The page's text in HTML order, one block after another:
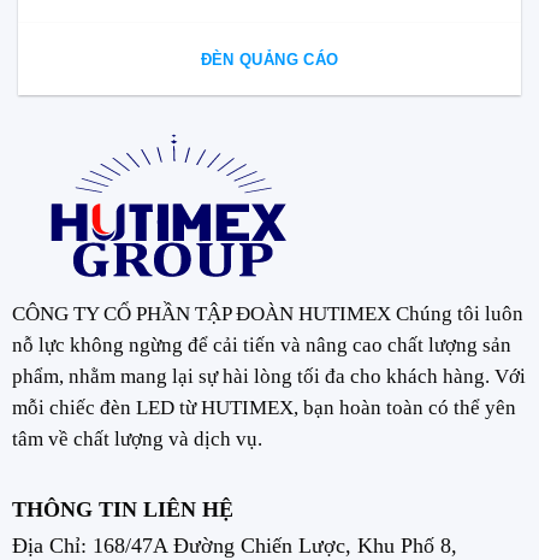
ĐÈN QUẢNG CÁO
CÔNG TY CỔ PHẦN TẬP ĐOÀN HUTIMEX Chúng tôi luôn
nỗ lực không ngừng để cải tiến và nâng cao chất lượng sản
phẩm, nhằm mang lại sự hài lòng tối đa cho khách hàng. Với
mỗi chiếc đèn LED từ HUTIMEX, bạn hoàn toàn có thể yên
tâm về chất lượng và dịch vụ.
THÔNG TIN LIÊN HỆ
Địa Chỉ: 168/47A Đường Chiến Lược, Khu Phố 8,